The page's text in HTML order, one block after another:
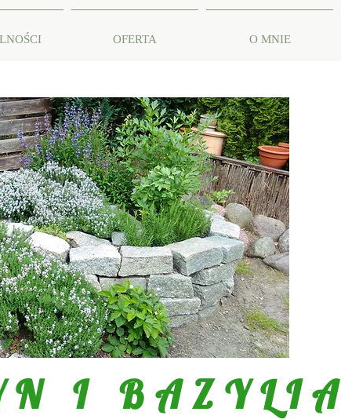
OFERTA O MNIE
I BAZYLIA